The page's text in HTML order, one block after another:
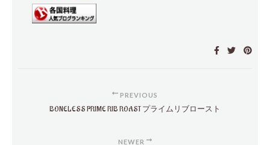
PREVIOUS
BONELESS PRIME RIB ROAST プライムリブロースト
NEWER